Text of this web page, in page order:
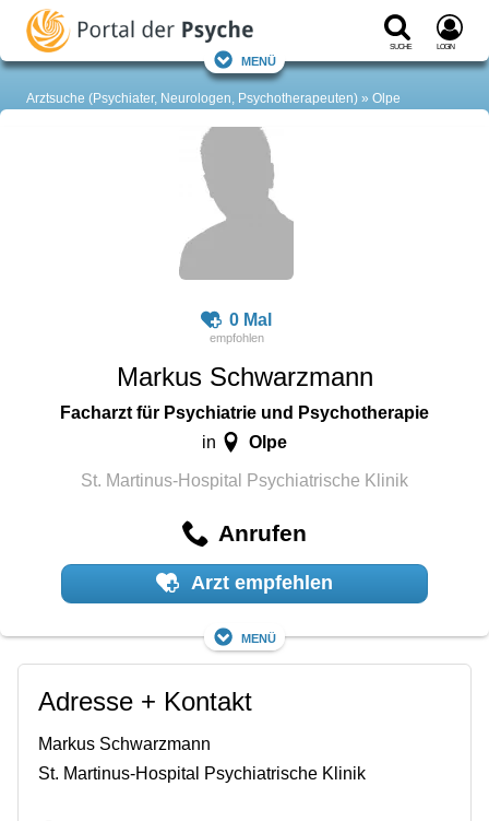
Suche Login
Menü
Arztsuche (Psychiater, Neurologen, Psychotherapeuten) Olpe
0 Mal
Markus Schwarzmann
Facharzt für Psychiatrie und Psychotherapie
in Olpe
St. Martinus-Hospital Psychiatrische Klinik
Anrufen
Arzt empfehlen
Menü
Adresse + Kontakt
Markus Schwarzmann
St. Martinus-Hospital Psychiatrische Klinik